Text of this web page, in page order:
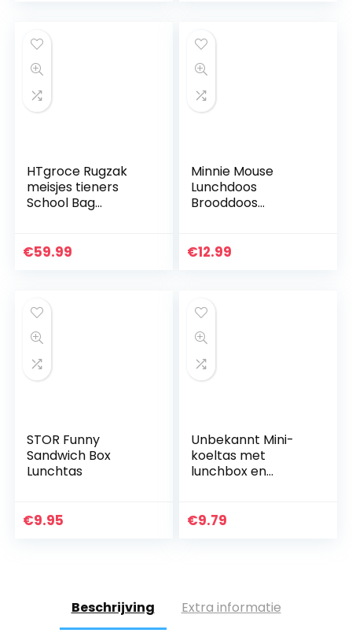
HTgroce Rugzak
meisjes tieners
School Bag
Broodtrommels
€59.99
Minnie Mouse
Lunchdoos
Brooddoos
afsluitbare
€12.99
STOR Funny
Sandwich Box
Lunchtas
€9.95
Unbekannt Mini-
koeltas met
lunchbox en
lunchtas, kleur:
€9.79
Beschrijving Extra informatie